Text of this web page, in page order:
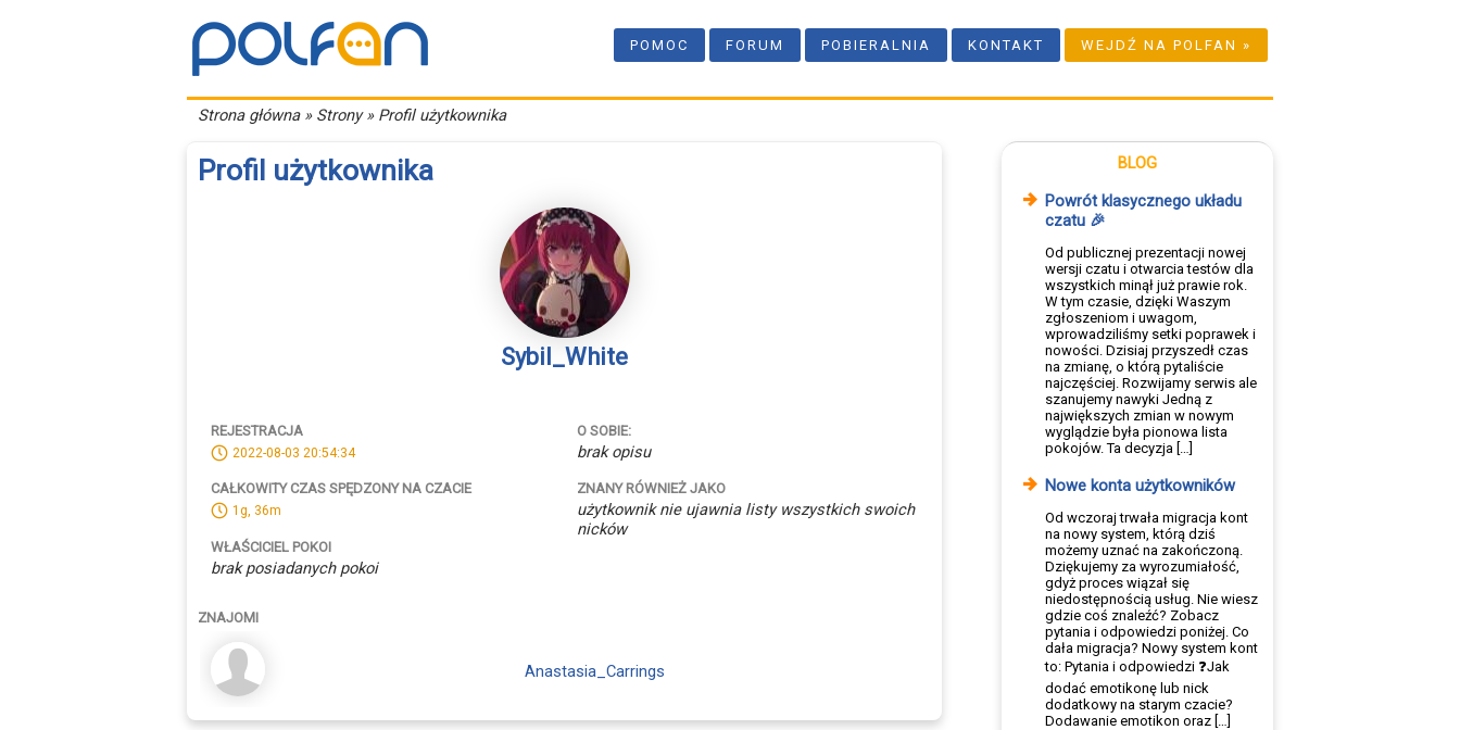
POMOC FORUM POBIERALNIA KONTAKT WEJDŹ NA POLFAN »
Strona główna» Strony » Profil użytkownika
Profil użytkownika
Sybil_White
REJESTRACJA
2022-08-03 20:54:34
CAŁKOWITY CZAS SPĘDZONY NA CZACIE
1g, 36m
WŁAŚCICIEL POKOI
brak posiadanych pokoi
O SOBIE:
brak opisu
ZNANY RÓWNIEŻ JAKO
użytkownik nie ujawnia listy wszystkich swoich
nicków
ZNAJOMI
Anastasia_Carrings
BLOG
Powrót klasycznego układu
czatu 🎉
Od publicznej prezentacji nowej
wersji czatu i otwarcia testów dla
wszystkich minął już prawie rok.
W tym czasie, dzięki Waszym
zgłoszeniom i uwagom,
wprowadziliśmy setki poprawek i
nowości. Dzisiaj przyszedł czas
na zmianę, o którą pytaliście
najczęściej. Rozwijamy serwis ale
szanujemy nawyki Jedną z
największych zmian w nowym
wyglądzie była pionowa lista
pokojów. Ta decyzja […]
Nowe konta użytkowników
Od wczoraj trwała migracja kont
na nowy system, którą dziś
możemy uznać na zakończoną.
Dziękujemy za wyrozumiałość,
gdyż proces wiązał się
niedostępnością usług. Nie wiesz
gdzie coś znaleźć? Zobacz
pytania i odpowiedzi poniżej. Co
dała migracja? Nowy system kont
to: Pytania i odpowiedzi ❓Jak
dodać emotikonę lub nick
dodatkowy na starym czacie?
Dodawanie emotikon oraz […]